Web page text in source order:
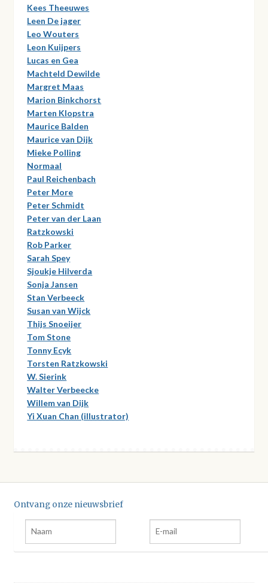
Kees Theeuwes
Leen De jager
Leo Wouters
Leon Kuijpers
Lucas en Gea
Machteld Dewilde
Margret Maas
Marion Binkchorst
Marten Klopstra
Maurice Balden
Maurice van Dijk
Mieke Polling
Normaal
Paul Reichenbach
Peter More
Peter Schmidt
Peter van der Laan
Ratzkowski
Rob Parker
Sarah Spey
Sjoukje Hilverda
Sonja Jansen
Stan Verbeeck
Susan van Wijck
Thijs Snoeijer
Tom Stone
Tonny Ecyk
Torsten Ratzkowski
W. Sierink
Walter Verbeecke
Willem van Dijk
Yi Xuan Chan (illustrator)
Ontvang onze nieuwsbrief